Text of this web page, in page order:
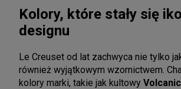
Kolory, które stały się
designu
Le Creuset od lat zachwyca nie tylko
również wyjątkowym wzornictwem.
kolory marki, takie jak kultowy Volcanic